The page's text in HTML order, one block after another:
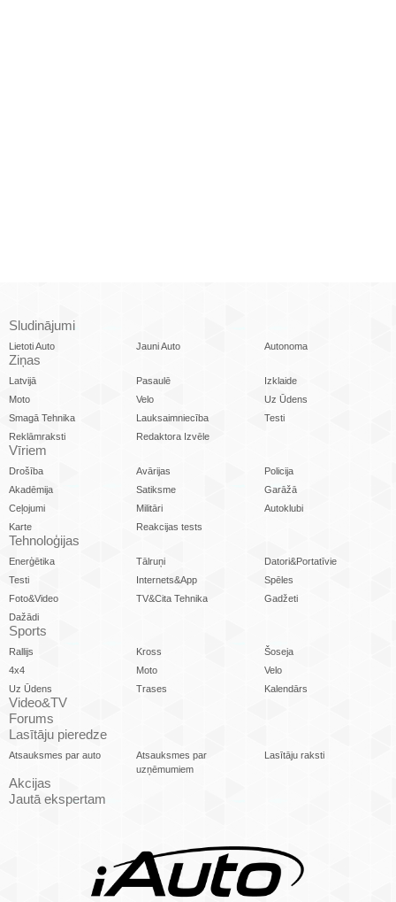
Sludinājumi
Lietoti Auto Jauni Auto Autonoma
Ziņas
Latvijā Pasaulē
Izklaide
Moto
Velo
Uz Ūdens
Smagā Tehnika
Lauksaimniecība
Testi
Reklāmraksti
Redaktora Izvēle
Vīriem
Drošība Avārijas
Policija
Akadēmija
Satiksme
Garāžā
Ceļojumi
Militāri
Autoklubi
Karte
Reakcijas tests
Tehnoloģijas
Enerģētika Tālruņi
Datori&Portatīvie
Testi
Internets&App
Spēles
Foto&Video
TV&Cita Tehnika
Gadžeti
Dažādi
Sports
Rallijs Kross
Šoseja
4x4
Moto
Velo
Uz Ūdens
Trases Kalendārs
Video&TV
Forums
Lasītāju pieredze
Atsauksmes par auto
Atsauksmes par
uzņēmumiem
Lasītāju raksti
Akcijas
Jautā ekspertam